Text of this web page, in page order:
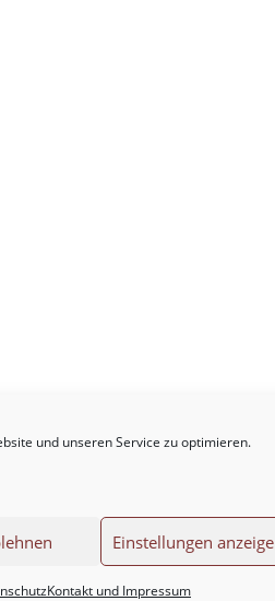
und unseren Service zu optimieren.
Einstellungen
Kontakt und Impressum